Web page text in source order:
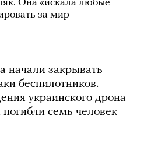
Она «искала любые
за мир
начали закрывать
беспилотников.
украинского дрона
семь человек